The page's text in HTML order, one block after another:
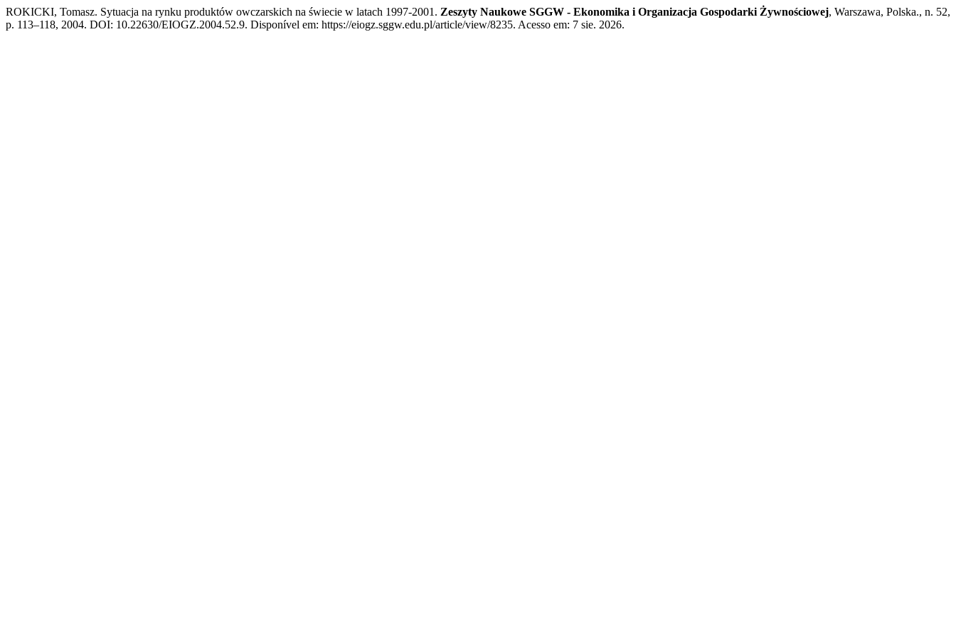
ROKICKI, Tomasz. Sytuacja na rynku produktów owczarskich na świecie w latach 1997-2001. Zeszyty Naukowe SGGW - Ekonomika i Organizacja Gospodarki Żywnościowej, Warszawa, Polska., n. 52,
p. 113–118, 2004. DOI: 10.22630/EIOGZ.2004.52.9. Disponível em: https://eiogz.sggw.edu.pl/article/view/8235. Acesso em: 7 sie. 2026.